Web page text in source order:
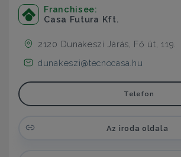
Franchisee:
Casa Futura Kft.
2120 Dunakeszi Járás, Fő út, 119.
dunakeszi@tecnocasa.hu
Telefon
Az iroda oldala